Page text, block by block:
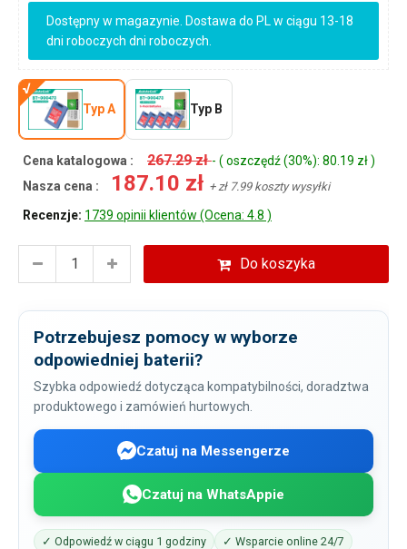
Dostępny w magazynie. Dostawa do PL w ciągu 13-18
dni roboczych dni roboczych.
Typ A Typ B
Cena katalogowa : 267.29 zł- ( oszczędź (30%): 80.19 zł )
Nasza cena :
187.10 zł + zł 7.99 koszty wysyłki
Recenzje: 1739 opinii klientów (Ocena: 4.8 )
Do koszyka
Potrzebujesz pomocy w wyborze
odpowiedniej baterii?
Szybka odpowiedź dotycząca kompatybilności, doradztwa
produktowego i zamówień hurtowych.
Czatuj na Messengerze
Czatuj na WhatsAppie
✓ Odpowiedź w ciągu 1 godziny
✓ Wsparcie online 24/7